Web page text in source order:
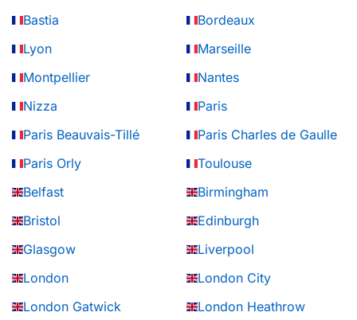
Bastia
Bordeaux
Lyon
Marseille
Montpellier
Nantes
Nizza
Paris
Paris Beauvais-Tillé
Paris Charles de Gaulle
Paris Orly
Toulouse
Belfast
Birmingham
Bristol
Edinburgh
Glasgow
Liverpool
London
London City
London Gatwick
London Heathrow